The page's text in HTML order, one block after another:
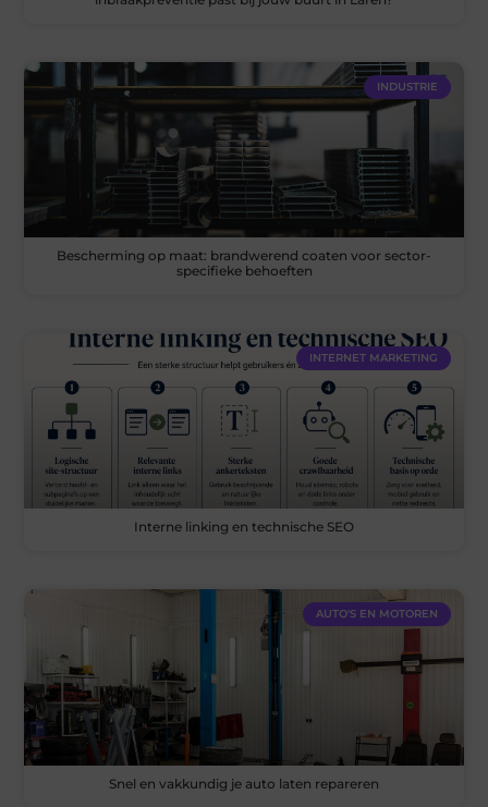
INDUSTRIE
Bescherming op maat: brandwerend coaten voor sector-
specifieke behoeften
INTERNET MARKETING
Interne linking en technische SEO
AUTO'S EN MOTOREN
Snel en vakkundig je auto laten repareren